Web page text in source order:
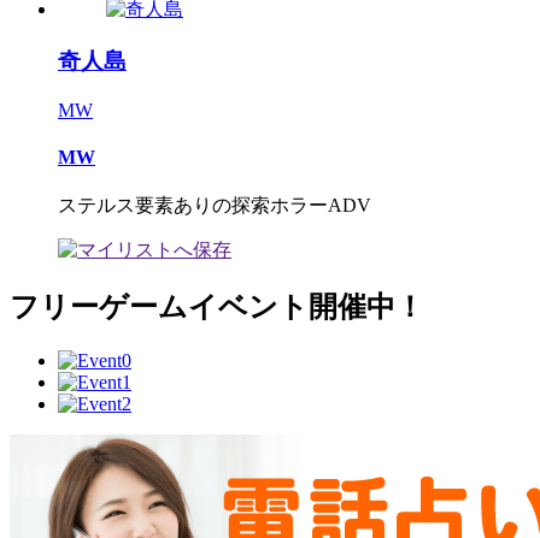
奇人島
MW
MW
ステルス要素ありの探索ホラーADV
フリーゲームイベント開催中！